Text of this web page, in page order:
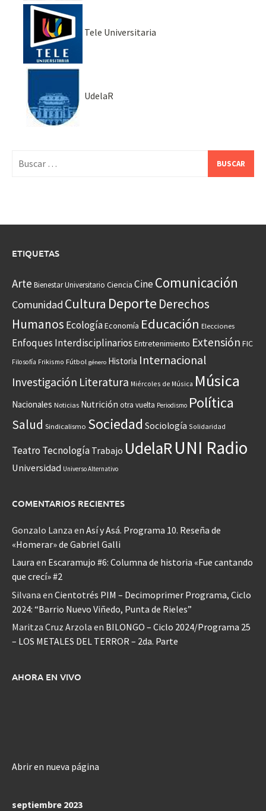
Tele Universitaria
UdelaR
ETIQUETAS
Arte Bienestar Universitario Ciencia CineComunicación
Comunidad Cultura Deporte Derechos
Humanos EcologíaEconomía Educación Elecciones
Enfoques Interdisciplinarios Entretenimiento Extensión FIC
Filosofía Frikismo Fútbol género Historia Internacional
Investigación Literatura Miércoles de Música Música
Nacionales Noticias Nutrición otra vuelta Periodismo Política
Salud Sindicalismo Sociedad Sociología Solidaridad
Teatro Tecnología Trabajo UdelaRUNI Radio
Universidad Universo Alternativo
COMENTARIOS RECIENTES
Gonzalo Lanza en Así y Asá. Programa 10. Reseña de
«Homerar» de Gabriel Galli
Laura en Escaramujo #6: Columna de historia «Fue cantando
que crecí» #2
Silvana en Cientotrés PIM – Decimoprimer Programa, Ciclo
2024: “Barrio Nuevo Viñedo, Punta de Rieles”
Maritza Cruz Arzola en BILONGO – Ciclo 2024/Programa 25
– LOS METALES DEL TERROR – 2da. Parte
AHORA EN VIVO
Abrir en nueva página
septiembre 2023